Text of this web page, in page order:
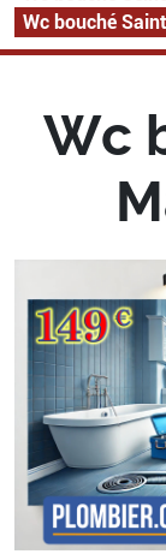
Wc bouché
Wc